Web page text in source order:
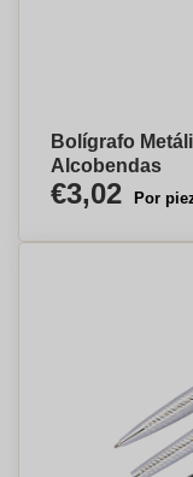
Bolígrafo
Alcobendas
€3,02 Por